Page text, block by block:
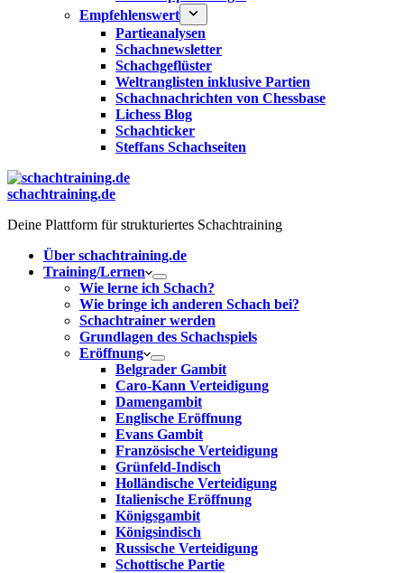
Empfehlenswert
Partieanalysen
Schachnewsletter
Schachgeflüster
Weltranglisten inklusive Partien
Schachnachrichten von Chessbase
Lichess Blog
Schachticker
Steffans Schachseiten
schachtraining.de
Deine Plattform für strukturiertes Schachtraining
Über schachtraining.de
Training/Lernen
Wie lerne ich Schach?
Wie bringe ich anderen Schach bei?
Schachtrainer werden
Grundlagen des Schachspiels
Eröffnung
Belgrader Gambit
Caro-Kann Verteidigung
Damengambit
Englische Eröffnung
Evans Gambit
Französische Verteidigung
Grünfeld-Indisch
Holländische Verteidigung
Italienische Eröffnung
Königsgambit
Königsindisch
Russische Verteidigung
Schottische Partie